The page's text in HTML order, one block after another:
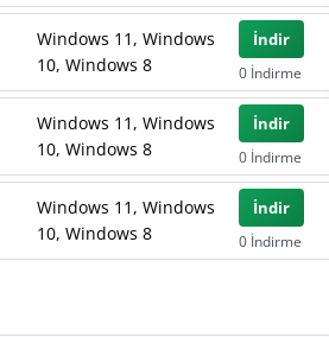
Windows 11, Windows
10, Windows 8
İndir
0 İndirme
Windows 11, Windows
10, Windows 8
İndir
0 İndirme
Windows 11, Windows
10, Windows 8
İndir
0 İndirme